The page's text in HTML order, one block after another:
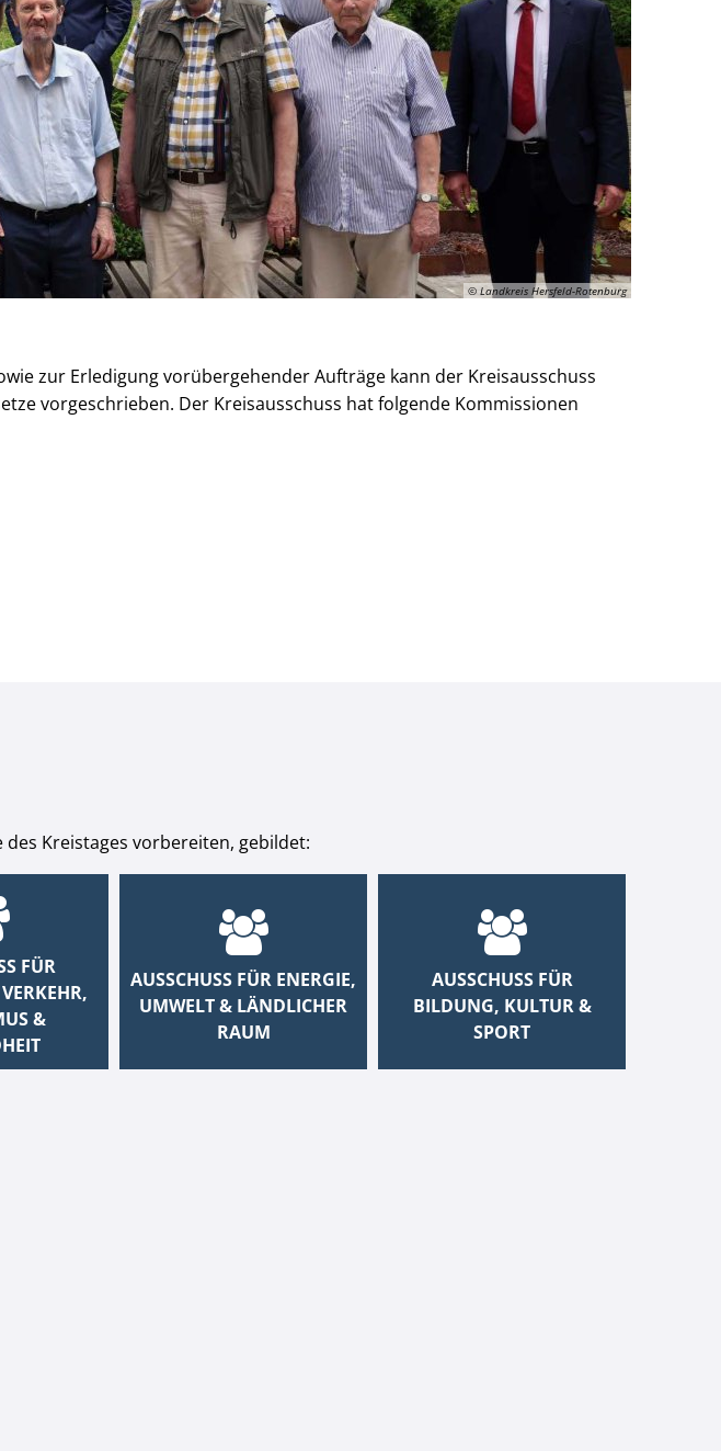
© Landkreis Hersfeld-Rotenburg
zur Erledigung vorübergehender Aufträge kann der Kreisausschuss
vorgeschrieben. Der Kreisausschuss hat folgende Kommissionen
des Kreistages vorbereiten, gebildet:
FÜR
&
AUSSCHUSS FÜR ENERGIE,
UMWELT & LÄNDLICHER
RAUM
AUSSCHUSS FÜR
BILDUNG, KULTUR &
SPORT